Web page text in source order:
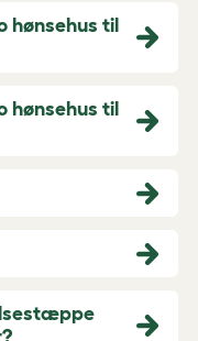
hønsehus til
hønsehus til